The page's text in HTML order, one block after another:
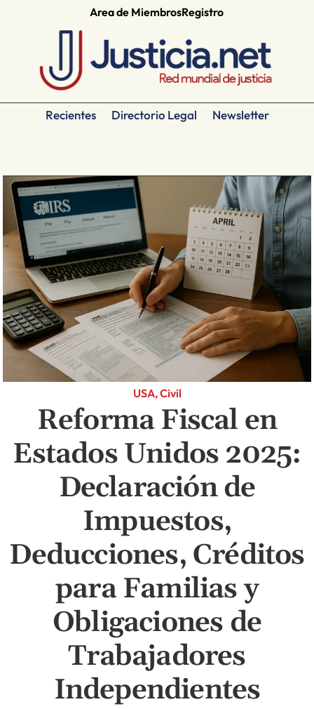
Area de MiembrosRegistro
Recientes Directorio Legal Newsletter
USA, Civil
Reforma Fiscal en
Estados Unidos 2025:
Declaración de
Impuestos,
Deducciones, Créditos
para Familias y
Obligaciones de
Trabajadores
Independientes